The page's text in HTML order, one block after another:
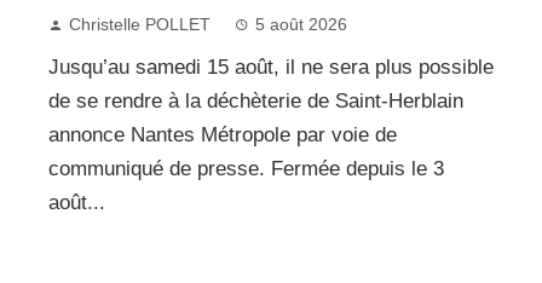
Christelle POLLET 5 août 2026
Jusqu’au samedi 15 août, il ne sera plus possible
de se rendre à la déchèterie de Saint-Herblain
annonce Nantes Métropole par voie de
communiqué de presse. Fermée depuis le 3
août...